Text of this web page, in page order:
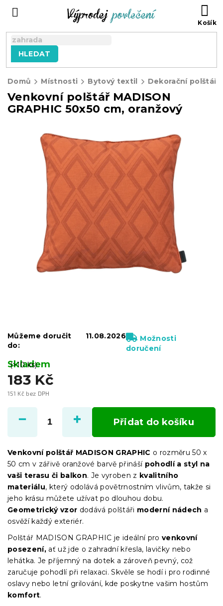
HLEDAT
Domů Místnosti Bytový textil Dekorační
Venkovní polštář MADISON
GRAPHIC 50x50 cm, oranžový
183 Kč
151 Kč bez DPH
cena:
Skladem
(>10 ks)
Můžeme doručit
do:
11.08.2026
Možnosti
doručení
Přidat do košíku
Venkovní polštář MADISON GRAPHIC o rozměru 50 x
50 cm v zářivě oranžové barvě přináší pohodlí a styl na
vaši terasu či balkon. Je vyroben z kvalitního
materiálu, který odolává povětrnostním vlivům, takže si
jeho krásu můžete užívat po dlouhou dobu.
Geometrický vzor dodává polštáři moderní nádech a
osvěží každý exteriér.
Polštář MADISON GRAPHIC je ideální pro venkovní
posezení, ať už jde o zahradní křesla, lavičky nebo
lehátka. Je příjemný na dotek a zároveň pevný, což
zaručuje pohodlí při relaxaci. Skvěle se hodí i pro rodinné
oslavy nebo letní grilování, kde poskytne vašim hostům
komfort.